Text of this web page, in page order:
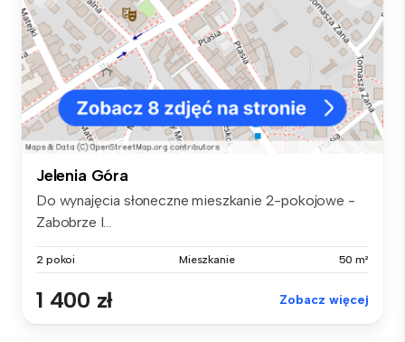
Jelenia Góra
Do wynajęcia słoneczne mieszkanie 2-pokojowe -
Zabobrze I...
2 pokoi Mieszkanie 50 m²
1 400 zł Zobacz więcej